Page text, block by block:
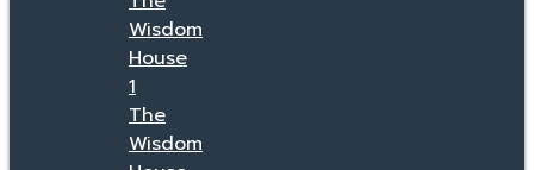
Wisdom
House
1
The
Wisdom